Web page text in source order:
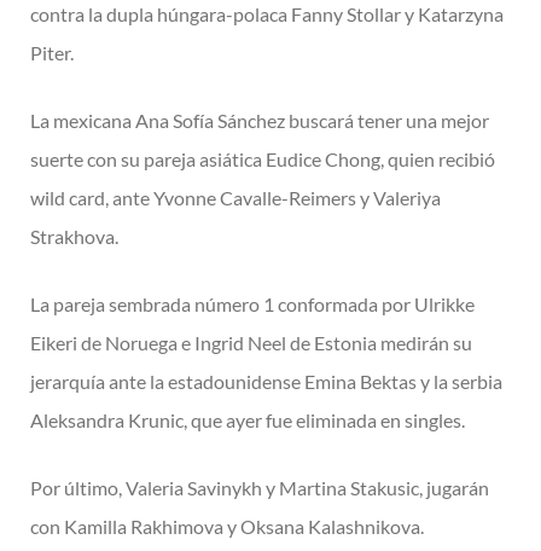
contra la dupla húngara-polaca Fanny Stollar y Katarzyna
Piter.
La mexicana Ana Sofía Sánchez buscará tener una mejor
suerte con su pareja asiática Eudice Chong, quien recibió
wild card, ante Yvonne Cavalle-Reimers y Valeriya
Strakhova.
La pareja sembrada número 1 conformada por Ulrikke
Eikeri de Noruega e Ingrid Neel de Estonia medirán su
jerarquía ante la estadounidense Emina Bektas y la serbia
Aleksandra Krunic, que ayer fue eliminada en singles.
Por último, Valeria Savinykh y Martina Stakusic, jugarán
con Kamilla Rakhimova y Oksana Kalashnikova.